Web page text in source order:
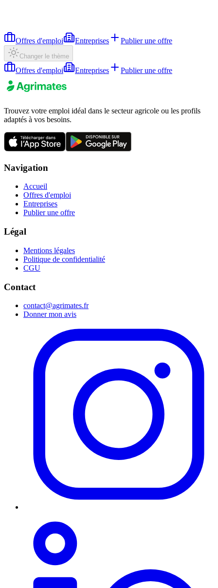
Offres d'emploi Entreprises Publier une offre
Changer le thème
Offres d'emploi Entreprises Publier une offre
Trouvez votre emploi idéal dans le secteur agricole ou les profils
adaptés à vos besoins.
Navigation
Accueil
Offres d'emploi
Entreprises
Publier une offre
Légal
Mentions légales
Politique de confidentialité
CGU
Contact
contact@agrimates.fr
Donner mon avis